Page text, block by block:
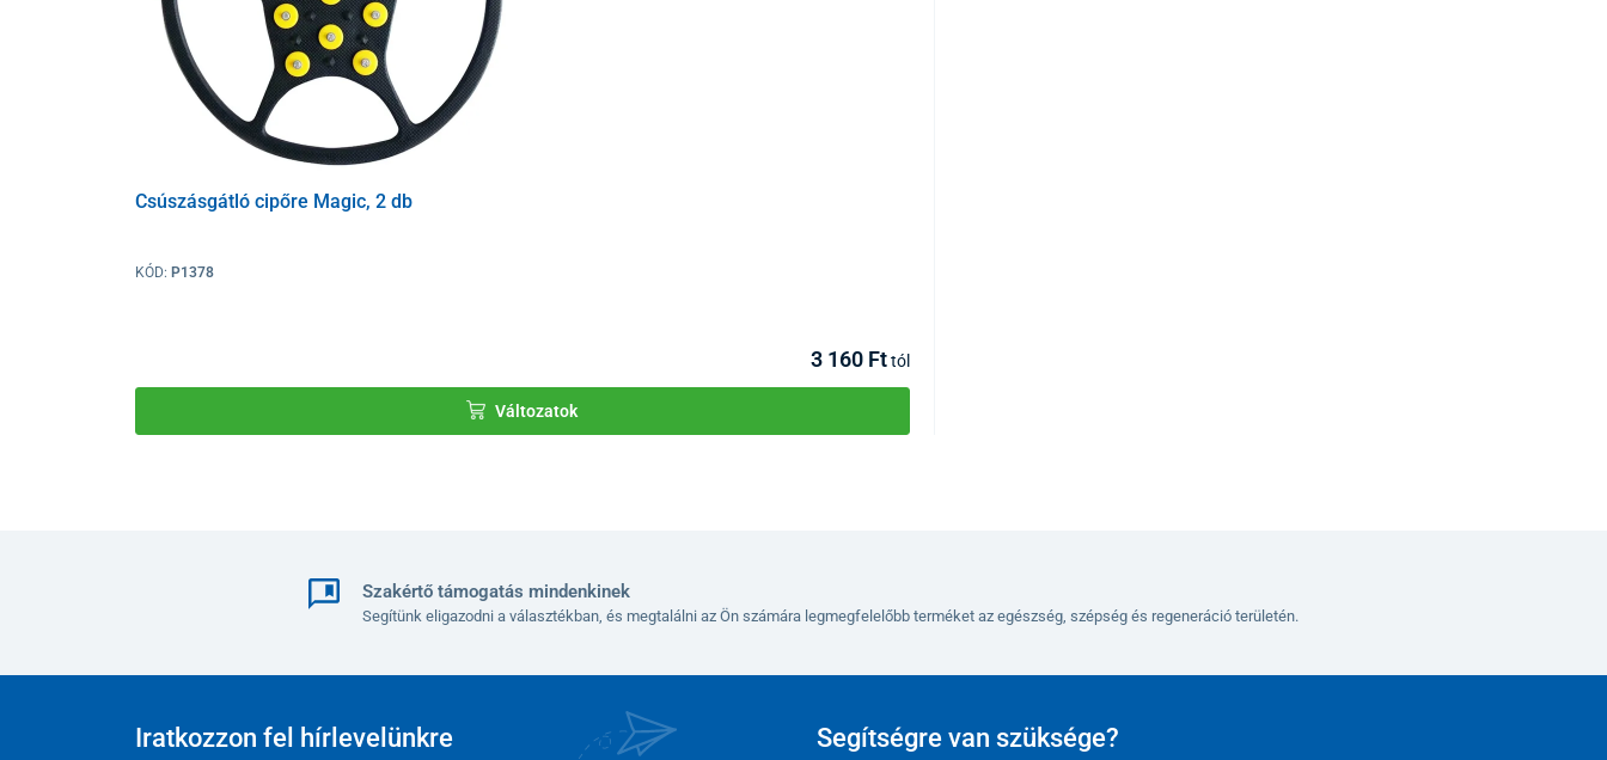
a mérettáblázat nem a talpbetét hosszát, hanem a talp hosszát jelzi.
Kérjük, válasszon olyan méretet, amely legalább 1 cm-vel nagyobb, mint az Ön talphossza.
Talphossz cm-ben 23.5
36
Csúszásgátló cipőre Magic, 2 db
KÓD: P1378
3 160 Ft tól
Változatok
Szakértő támogatás mindenkinek
Segítünk eligazodni a választékban, és megtalálni az Ön számára legmegfelelőbb terméket az egészség, szépség és regeneráció területén.
Segítségre van szüksége?
Iratkozzon fel hírlevelünkre